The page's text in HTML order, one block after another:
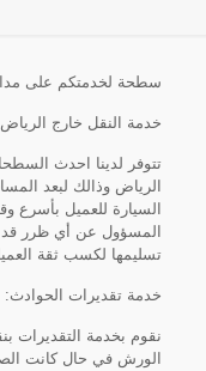
سطحة لخدمتكم على مدار ال
خدمة النقل خارج
تتوفر لدينا احدث
الرياض وذالك لبعد
السيارة للعميل
المسؤول عن أي ظرر قد
تسليمها لكسب ثقة
خدمة تقديرات الحوادث:
نقوم بخدمة التقديرات
الورش في حال كانت